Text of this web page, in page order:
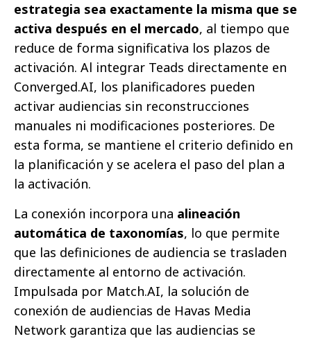
estrategia sea exactamente la misma que se
activa después en el mercado, al tiempo que
reduce de forma significativa los plazos de
activación. Al integrar Teads directamente en
Converged.AI, los planificadores pueden
activar audiencias sin reconstrucciones
manuales ni modificaciones posteriores. De
esta forma, se mantiene el criterio definido en
la planificación y se acelera el paso del plan a
la activación.
La conexión incorpora una alineación
automática de taxonomías, lo que permite
que las definiciones de audiencia se trasladen
directamente al entorno de activación.
Impulsada por Match.AI, la solución de
conexión de audiencias de Havas Media
Network garantiza que las audiencias se